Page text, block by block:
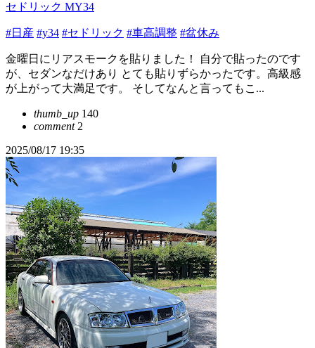
セドリック MY34
#日産 #y34 #セドリック #車高調整 #盆休み
金曜日にリアスモークを貼りました！ 自分で貼ったのです
が、セダンなだけあり とても貼りずらかったです。高級感
が上がって大満足です。 そしてなんと言ってもこ...
thumb_up 140
comment2
2025/08/17 19:35